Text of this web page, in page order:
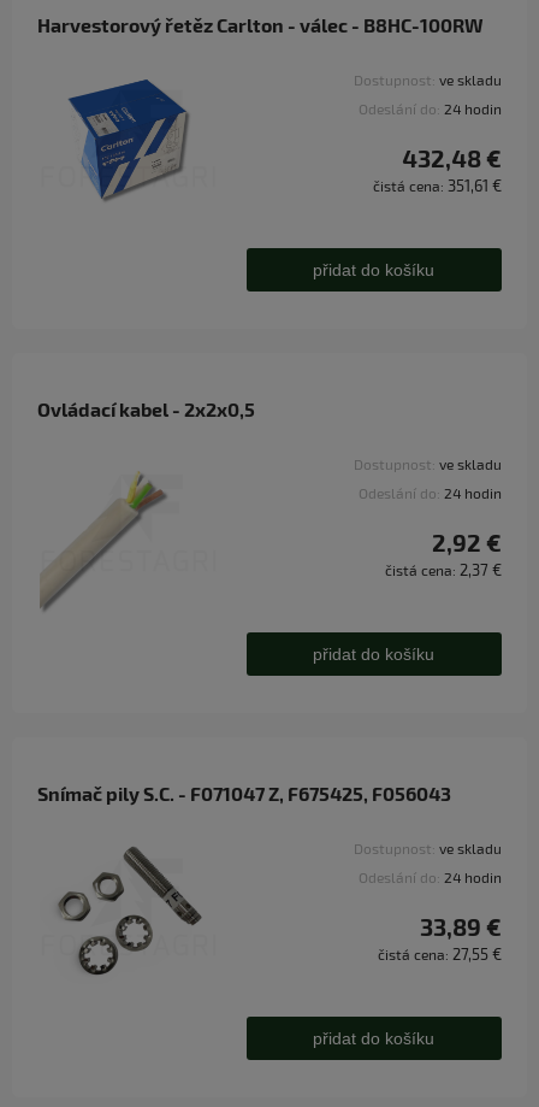
Harvestorový řetěz Carlton - válec - B8HC-100RW
Dostupnost: ve skladu
Odeslání do: 24 hodin
432,48 €
čistá cena: 351,61 €
přidat do košíku
Ovládací kabel - 2x2x0,5
Dostupnost: ve skladu
Odeslání do: 24 hodin
2,92 €
čistá cena: 2,37 €
přidat do košíku
Snímač pily S.C. - F071047 Z, F675425, F056043
Dostupnost: ve skladu
Odeslání do: 24 hodin
33,89 €
čistá cena: 27,55 €
přidat do košíku